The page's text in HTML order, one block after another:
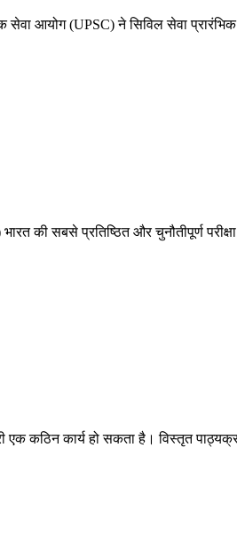
सेवा आयोग (UPSC) ने सिविल सेवा प्रारंभिक
की सबसे प्रतिष्ठित और चुनौतीपूर्ण
एक कठिन कार्य हो सकता है। विस्तृत